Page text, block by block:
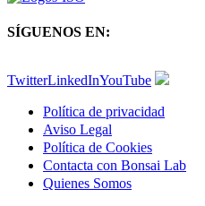
SÍGUENOS EN:
TwitterLinkedInYouTube
Política de privacidad
Aviso Legal
Política de Cookies
Contacta con Bonsai Lab
Quienes Somos